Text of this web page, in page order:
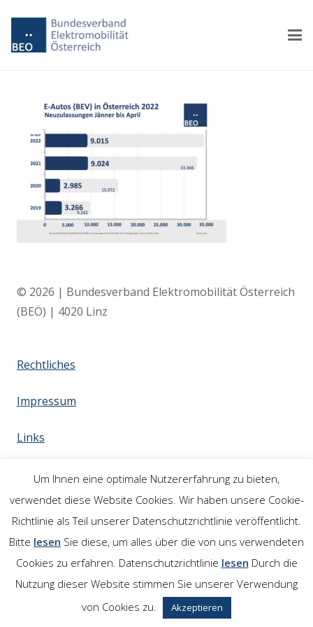
© 2026 | Bundesverband Elektromobilität Österreich
(BEÖ) | 4020 Linz
Rechtliches
Impressum
Links
Um Ihnen eine optimale Nutzererfahrung zu bieten,
verwendet diese Website Cookies. Wir haben unsere Cookie-
Richtlinie als Teil unserer Datenschutzrichtlinie veröffentlicht.
Bitte lesen Sie diese, um alles über die von uns verwendeten
Cookies zu erfahren. Datenschutzrichtlinie lesen Durch die
Nutzung dieser Website stimmen Sie unserer Verwendung
von Cookies zu.
Akzeptieren